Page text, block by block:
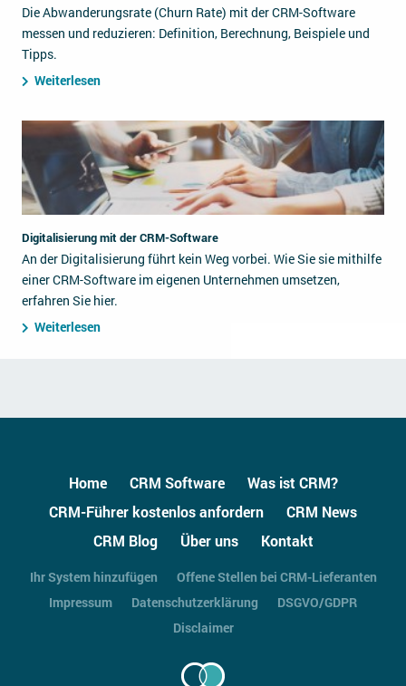
Die Abwanderungsrate (Churn Rate) mit der CRM-Software
messen und reduzieren: Definition, Berechnung, Beispiele und
Tipps.
Weiterlesen
Digitalisierung mit der CRM-Software
An der Digitalisierung führt kein Weg vorbei. Wie Sie sie mithilfe
einer CRM-Software im eigenen Unternehmen umsetzen,
erfahren Sie hier.
Weiterlesen
Home CRM Software
Was ist CRM?
CRM-Führer kostenlos anfordern
CRM News
CRM Blog
Über uns Kontakt
Ihr System hinzufügen
Offene Stellen bei CRM-Lieferanten
Impressum
Datenschutzerklärung
DSGVO/GDPR
Disclaimer